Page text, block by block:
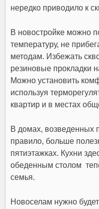
нередко приводило к
В новостройке можно
температуру, не
методам. Избежать
резиновые прокладки
Можно установить
используя
квартир и в местах
В домах, возведенных
правило, больше
пятиэтажках. Кухни
обеденным столом
семья.
Новоселам нужно